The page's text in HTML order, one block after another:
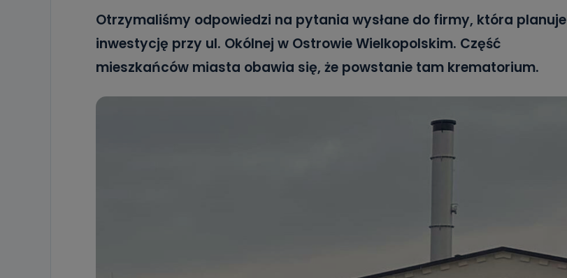
Otrzymaliśmy odpowiedzi na pytania wysłane do firmy, która planuje
inwestycję przy ul. Okólnej w Ostrowie Wielkopolskim. Część
mieszkańców miasta obawia się, że powstanie tam krematorium.